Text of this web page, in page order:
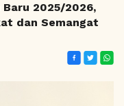
Baru 2025/2026,
dan Semangat